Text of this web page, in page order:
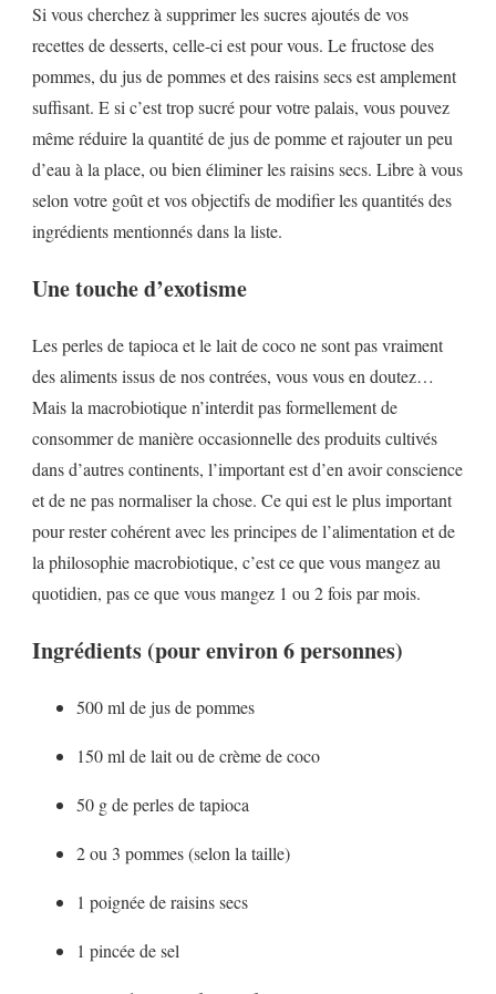
Si vous cherchez à supprimer les sucres ajoutés de vos
recettes de desserts, celle-ci est pour vous. Le fructose des
pommes, du jus de pommes et des raisins secs est amplement
suffisant. E si c’est trop sucré pour votre palais, vous pouvez
même réduire la quantité de jus de pomme et rajouter un peu
d’eau à la place, ou bien éliminer les raisins secs. Libre à vous
selon votre goût et vos objectifs de modifier les quantités des
ingrédients mentionnés dans la liste.
Une touche d’exotisme
Les perles de tapioca et le lait de coco ne sont pas vraiment
des aliments issus de nos contrées, vous vous en doutez…
Mais la macrobiotique n’interdit pas formellement de
consommer de manière occasionnelle des produits cultivés
dans d’autres continents, l’important est d’en avoir conscience
et de ne pas normaliser la chose. Ce qui est le plus important
pour rester cohérent avec les principes de l’alimentation et de
la philosophie macrobiotique, c’est ce que vous mangez au
quotidien, pas ce que vous mangez 1 ou 2 fois par mois.
Ingrédients (pour environ 6 personnes)
500 ml de jus de pommes
150 ml de lait ou de crème de coco
50 g de perles de tapioca
2 ou 3 pommes (selon la taille)
1 poignée de raisins secs
1 pincée de sel